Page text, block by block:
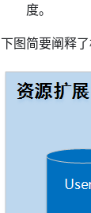
度。
下图简要阐释了